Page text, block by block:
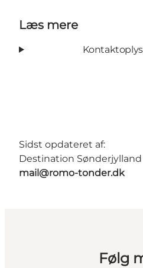
Læs mere
Sidst opdateret af:
Destination
mail@romo-tonder.dk
Følg